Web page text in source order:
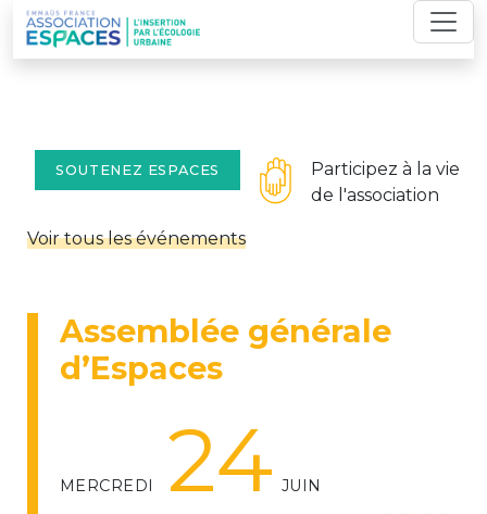
Skip
to
content
SOUTENEZ ESPACES
Participez à la vie
de l'association
Voir tous les événements
Assemblée générale
d’Espaces
MERCREDI 24 JUIN